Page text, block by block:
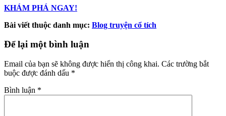
KHÁM PHÁ NGAY!
Bài viết thuộc danh mục: Blog truyện cổ tích
Để lại một bình luận
Email của bạn sẽ không được hiển thị công khai. Các trường bắt
buộc được đánh dấu *
Bình luận *